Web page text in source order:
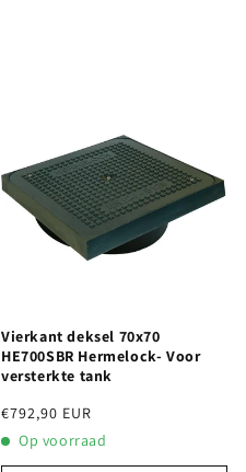
Vierkant deksel 70x70
HE700SBR Hermelock- Voor
versterkte tank
Normale
prijs
€792,90 EUR
Op voorraad